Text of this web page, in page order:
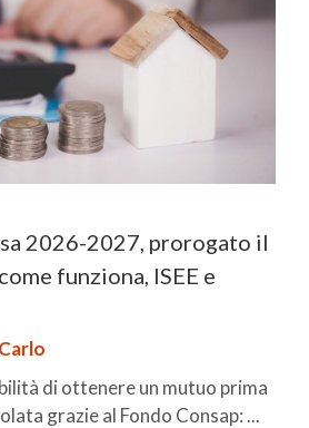
2026-2027, prorogato il
funziona, ISEE e
di ottenere un mutuo prima
grazie al Fondo Consap: ...